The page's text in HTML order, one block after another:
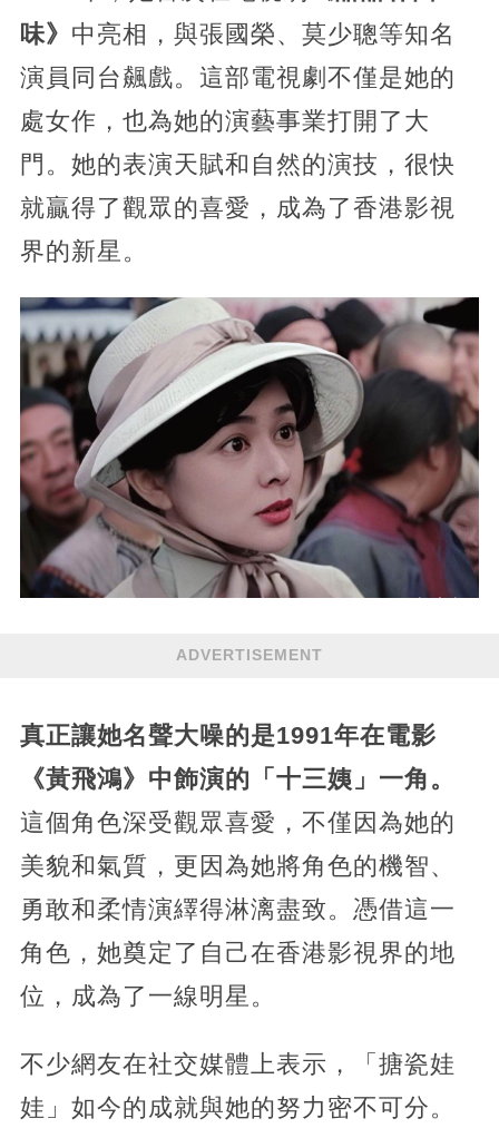
味》 中亮相，與張國榮、莫少聰等知名
演員同台飆戲。這部電視劇不僅是她的
處女作，也為她的演藝事業打開了大
門。她的表演天賦和自然的演技，很快
就贏得了觀眾的喜愛，成為了香港影視
界的新星。
ADVERTISEMENT
真正讓她名聲大噪的是1991年在電影
《黃飛鴻》中飾演的「十三姨」一角。
這個角色深受觀眾喜愛，不僅因為她的
美貌和氣質，更因為她將角色的機智、
勇敢和柔情演繹得淋漓盡致。憑借這一
角色，她奠定了自己在香港影視界的地
位，成為了一線明星。
不少網友在社交媒體上表示，「搪瓷娃
娃」如今的成就與她的努力密不可分。